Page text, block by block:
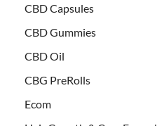
CBD Capsules
CBD Gummies
CBD Oil
CBG PreRolls
Ecom